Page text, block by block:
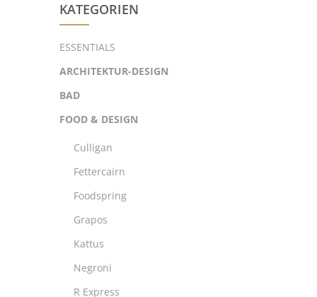
KATEGORIEN
ESSENTIALS
ARCHITEKTUR-DESIGN
BAD
FOOD & DESIGN
Culligan
Fettercairn
Foodspring
Grapos
Kattus
Negroni
R Express